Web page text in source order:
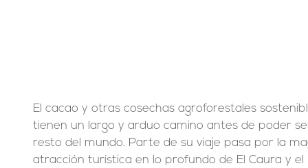
El cacao y otras cosechas agroforestales
tienen un largo y arduo camino antes de poder
resto del mundo. Parte de su viaje pasa por la
atracción turística en lo profundo de El Caura y